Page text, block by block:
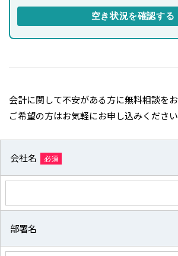
空き状況を確認する
会計に関して不安がある方に無料相談をお
ご希望の方はお気軽にお申し込みください
会社名 必須
部署名